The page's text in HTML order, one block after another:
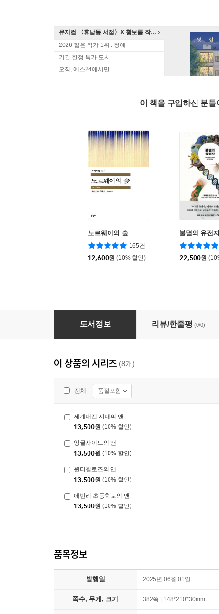
뮤지컬 〈휴남동 서점〉X 황보름 작가 북토크
2026 젊은 작가 1위 : 청예
기간 한정 특가 도서
오직, 예스24에서만
이 책을 구입하신 분
노르웨이의 숲
165건
12,600원 (10% 할인)
불멸의 유전자
22,500원
무지개 골짜기의 앤
도서정보 리뷰/한줄평 (0/0)
이 상품의 시리즈 (8개)
전체 품절포함
세계대전 시대의 앤
13,500원 (10% 할인)
잉글사이드의 앤
13,500원 (10% 할인)
윈디윌로즈의 앤
13,500원 (10% 할인)
애번리 초등학교의 앤
13,500원 (10% 할인)
품목정보
발행일 2025년 06월 01일
쪽수, 무게, 크기 382쪽 | 148*210*30mm